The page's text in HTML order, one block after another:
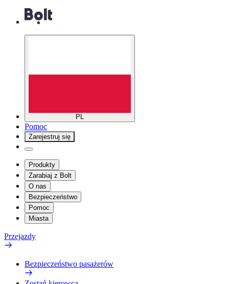
PL
Pomoc
Zarejestruj się
Produkty
Zarabiaj z Bolt
O nas
Bezpieczeństwo
Pomoc
Miasta
Przejazdy
Bezpieczeństwo pasażerów